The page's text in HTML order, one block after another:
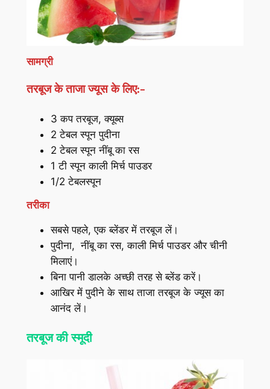
सामग्री
तरबूज के ताजा ज्यूस के लिए:-
3 कप तरबूज, क्यूब्स
2 टेबल स्पून पुदीना
2 टेबल स्पून नींबू का रस
1 टी स्पून काली मिर्च पाउडर
1/2 टेबलस्पून
तरीका
सबसे पहले, एक ब्लेंडर में तरबूज लें।
पुदीना, नींबू का रस, काली मिर्च पाउडर और चीनी
मिलाएं।
बिना पानी डालके अच्छी तरह से ब्लेंड करें।
आखिर में पुदीने के साथ ताजा तरबूज के ज्यूस का
आनंद लें।
तरबूज की स्मूदी